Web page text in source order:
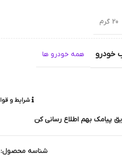
20 گرم
خودرو همه خودرو ها
شرایط و
پیامک بهم اطلاع رسانی کن
شناسه محصول: